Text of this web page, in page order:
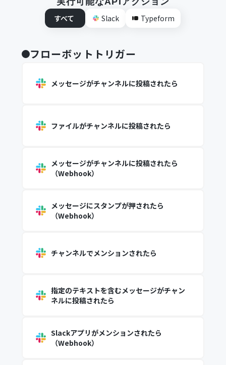
すべて
Slack Typeform
フローボットトリガー
メッセージがチャンネルに投稿されたら
ファイルがチャンネルに投稿されたら
メッセージがチャンネルに投稿されたら
（Webhook）
メッセージにスタンプが押されたら
（Webhook）
チャンネルでメンションされたら
指定のテキストを含むメッセージがチャン
ネルに投稿されたら
Slackアプリがメンションされたら
（Webhook）